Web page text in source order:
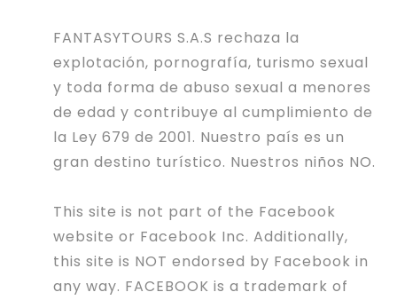
FANTASYTOURS S.A.S rechaza la
explotación, pornografía, turismo sexual
y toda forma de abuso sexual a menores
de edad y contribuye al cumplimiento de
la Ley 679 de 2001. Nuestro país es un
gran destino turístico. Nuestros niños NO.
This site is not part of the Facebook
website or Facebook Inc. Additionally,
this site is NOT endorsed by Facebook in
any way. FACEBOOK is a trademark of